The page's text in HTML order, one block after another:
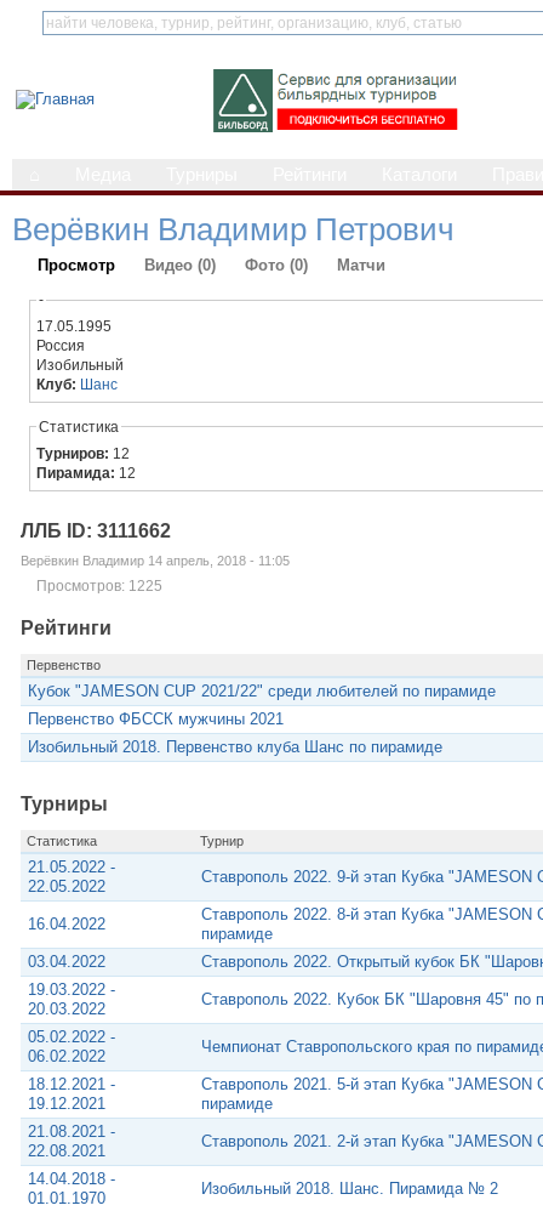
Верёвкин Владимир Петрович
Просмотр Видео (0) Фото (0) Матчи
-
17.05.1995
Россия
Изобильный
Клуб: Шанс
Статистика
Турниров: 12
Пирамида: 12
ЛЛБ ID: 3111662
Верёвкин Владимир 14 апрель, 2018 - 11:05
Просмотров: 1225
Рейтинги
Первенство
Кубок "JAMESON CUP 2021/22" среди любителей по пирамиде
Первенство ФБССК мужчины 2021
Изобильный 2018. Первенство клуба Шанс по пирамиде
Турниры
Статистика Турнир
21.05.2022 -
22.05.2022
Ставрополь 2022. 9-й этап Кубка "JAMESON
16.04.2022
Ставрополь 2022. 8-й этап Кубка "JAMESON
пирамиде
03.04.2022
Ставрополь 2022. Открытый кубок БК
19.03.2022 -
20.03.2022
Ставрополь 2022. Кубок БК "Шаровня 45" по
05.02.2022 -
06.02.2022
Чемпионат Ставропольского края по
18.12.2021 -
19.12.2021
Ставрополь 2021. 5-й этап Кубка "JAMESON
пирамиде
21.08.2021 -
22.08.2021
Ставрополь 2021. 2-й этап Кубка "JAMESON
14.04.2018 -
01.01.1970
Изобильный 2018. Шанс. Пирамида № 2